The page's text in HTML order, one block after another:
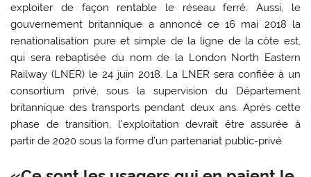
exploiter de façon rentable le réseau ferré. Aussi, le
gouvernement britannique a annoncé ce 16 mai 2018 la
renationalisation pure et simple de la ligne de la côte est,
qui sera rebaptisée du nom de la London North Eastern
Railway (LNER) le 24 juin 2018. La LNER sera confiée à un
consortium privé, sous la supervision du Département
britannique des transports pendant deux ans. Après cette
phase de transition, l’exploitation devrait être assurée à
partir de 2020 sous la forme d’un partenariat public-privé.